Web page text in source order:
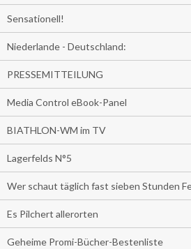
Sensationell!
Niederlande - Deutschland:
PRESSEMITTEILUNG
Media Control eBook-Panel
BIATHLON-WM im TV
Lagerfelds N°5
Wer schaut täglich fast sieben Stunden
Es Pilchert allerorten
Geheime Promi-Bücher-Bestenliste